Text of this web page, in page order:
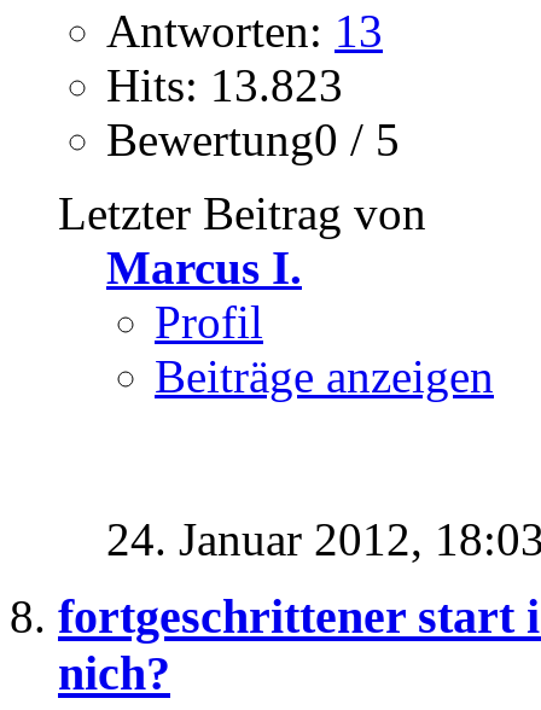
Antworten: 13
Hits: 13.823
Bewertung0 / 5
Letzter Beitrag von
Marcus I.
Profil
Beiträge anzeigen
24. Januar 2012,
fortgeschrittener start
nich?